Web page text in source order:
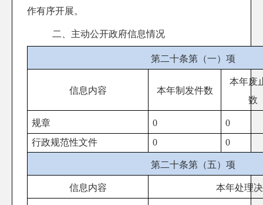
作有序开展。
二、 主动公开政府信息情况
第二十条第（一）项
信息内容 本年制 发件数
本年废
数
规章 0
0
行政规范性文件 0 0
第二十条第（五）项
信息内容 本年处理